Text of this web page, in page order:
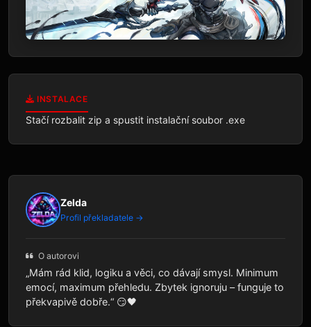
INSTALACE
Stačí rozbalit zip a spustit instalační soubor .exe
Zelda
Profil překladatele →
O autorovi
„Mám rád klid, logiku a věci, co dávají smysl. Minimum
emocí, maximum přehledu. Zbytek ignoruju – funguje to
překvapivě dobře.“ 😏🖤